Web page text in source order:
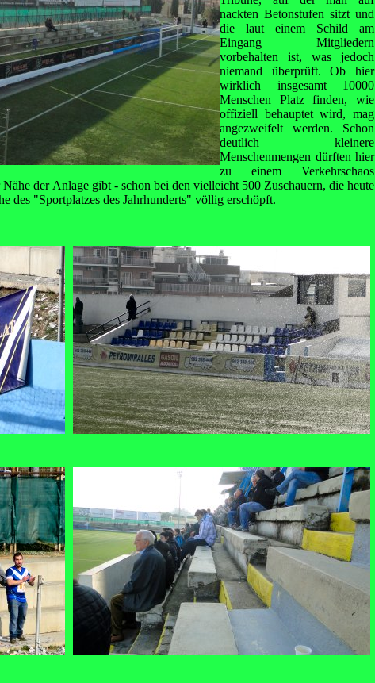
nackten Betonstufen sitzt und
die laut einem Schild am
Eingang Mitgliedern
vorbehalten ist, was jedoch
niemand überprüft. Ob hier
wirklich insgesamt 10000
Menschen Platz finden, wie
offiziell behauptet wird, mag
angezweifelt werden. Schon
deutlich kleinere
Menschenmengen dürften hier
zu einem Verkehrschaos
der Anlage gibt - schon bei den vielleicht 500 Zuschauern, die heute
des "Sportplatzes des Jahrhunderts" völlig erschöpft.